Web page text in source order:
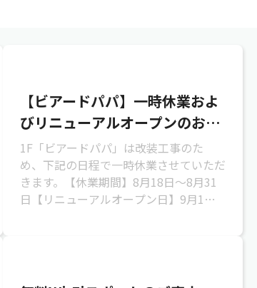
【ビアードパパ】一時休業およ
びリニューアルオープンのお知
らせ
1F「ビアードパパ」は改装工事のた
め、下記の日程で一時休業させていただ
きます。【休業期間】8月18日～8月31
日【リニューアルオープン日】9月1日